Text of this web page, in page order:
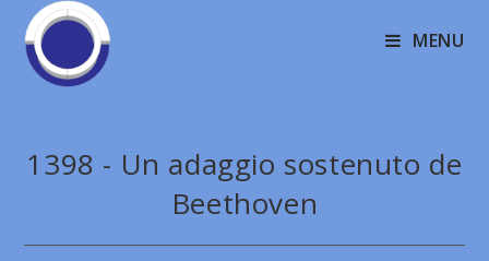
MENU
1398 - Un adaggio sostenuto de
Beethoven